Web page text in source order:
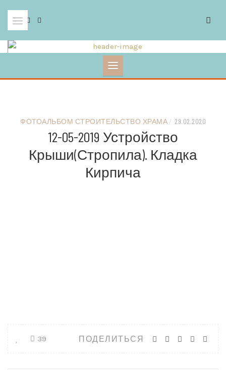
content
ФОТОАЛЬБОМ СТРОИТЕЛЬСТВО ХРАМА / 29.02.2020
12-05-2019 Устройство
Крыши(стропила). Кладка
Кирпича
ПОДЕЛИТЬСЯ
39